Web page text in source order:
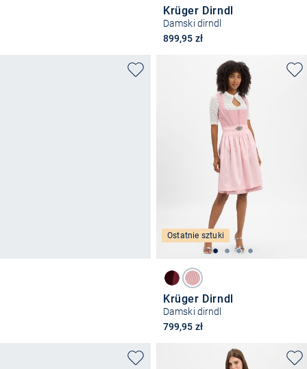
Krüger Dirndl
Damski dirndl
899,95 zł
Ostatnie sztuki
Krüger Dirndl
Damski dirndl
799,95 zł